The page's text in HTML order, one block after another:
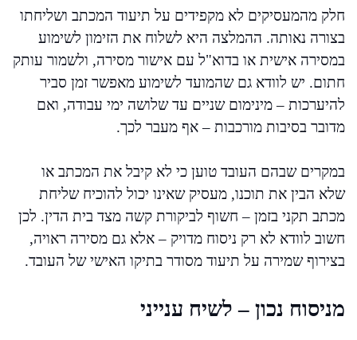
חלק מהמעסיקים לא מקפידים על תיעוד המכתב ושליחתו
בצורה נאותה. ההמלצה היא לשלוח את הזימון לשימוע
במסירה אישית או בדוא"ל עם אישור מסירה, ולשמור עותק
חתום. יש לוודא גם שהמועד לשימוע מאפשר זמן סביר
להיערכות – מינימום שניים עד שלושה ימי עבודה, ואם
מדובר בסיבות מורכבות – אף מעבר לכך.
במקרים שבהם העובד טוען כי לא קיבל את המכתב או
שלא הבין את תוכנו, מעסיק שאינו יכול להוכיח שליחת
מכתב תקני בזמן – חשוף לביקורת קשה מצד בית הדין. לכן
חשוב לוודא לא רק ניסוח מדויק – אלא גם מסירה ראויה,
בצירוף שמירה על תיעוד מסודר בתיקו האישי של העובד.
מניסוח נכון – לשיח ענייני